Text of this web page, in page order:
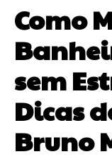
Como
sem
Dicas
Bruno